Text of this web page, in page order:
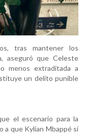
tras mantener los
aseguró que Celeste
menos extraditada a
un delito punible
el escenario para la
a que Kylian Mbappé sí